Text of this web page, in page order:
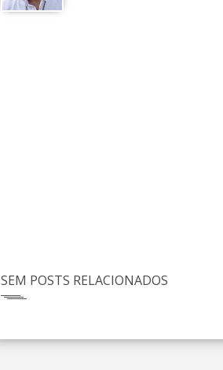
SEM POSTS RELACIONADOS